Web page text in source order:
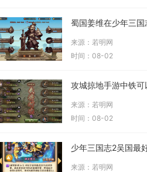
来源：若明网
时间：08-02
攻城掠地手游中铁
来源：若明网
时间：08-02
少年三国志2吴国最
来源：若明网